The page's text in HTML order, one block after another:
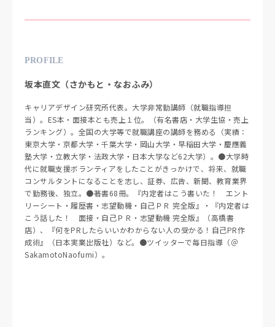
PROFILE
坂本直文（さかもと・なおふみ）
キャリアデザイン研究所代表。大学非常勤講師（就職指導担
当）。ES本・面接本とも売上１位。（有名書店・大学生協・売上
ランキング）。全国の大学等で就職講座の講師を務める（実績：
東京大学・京都大学・千葉大学・岡山大学・早稲田大学・慶應義
塾大学・立教大学・法政大学・日本大学など62大学）。●大学時
代に就職支援ボランティアをしたことがきっかけで、将来、就職
コンサルタントになることを志し、証券、広告、新聞、教育業界
で勤務後、独立。●著書68冊。『内定者はこう書いた！ エント
リーシート・履歴書・志望動機・自己ＰＲ 完全版』・『内定者は
こう話した！ 面接・自己ＰＲ・志望動機 完全版』（高橋書
店）、『何をPRしたらいいかわからない人の受かる！自己PR作
成術』（日本実業出版社）など。●ツイッターで毎日指導（＠
SakamotoNaofumi）。